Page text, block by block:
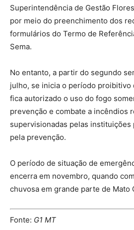
Superintendência de Gestão
por meio do preenchimento dos
formulários do Termo de
Sema.
No entanto, a partir do segundo
julho, se inicia o período proibitivo
fica autorizado o uso do fogo
prevenção e combate a incêndios
supervisionadas pelas instituições
pela prevenção.
O período de situação de
encerra em novembro, quando
chuvosa em grande parte de Mato
Fonte: G1 MT